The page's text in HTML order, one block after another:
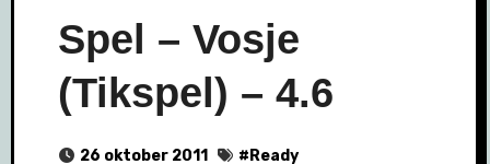
Spel – Vosje
(Tikspel) – 4.6
26 oktober 2011 # Ready